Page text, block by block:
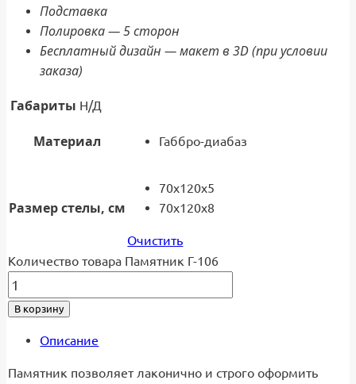
Подставка
Полировка — 5 сторон
Бесплатный дизайн — макет в 3D (при условии
заказа)
Габариты Н/Д
Материал Габбро-диабаз
Размер стелы, см
70x120x5
70x120x8
Очистить
Количество товара Памятник Г-106
В корзину
Описание
Памятник позволяет лаконично и строго оформить